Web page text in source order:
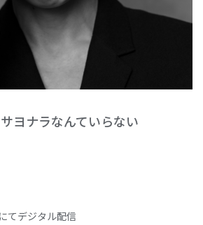
ヨナラなんていらない
てデジタル配信